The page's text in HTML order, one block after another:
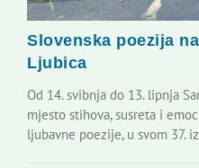
Slovenska poezija
Ljubica
Od 14. svibnja do 13. lipnja
mjesto stihova, susreta i
ljubavne poezije, u svom 37.